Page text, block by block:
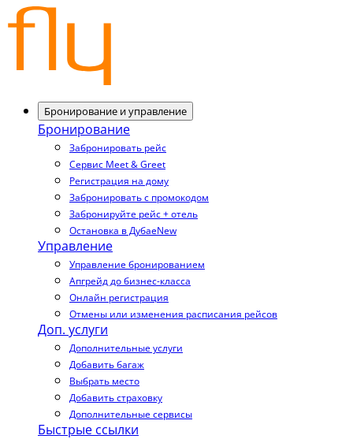
Бронирование и управление
Бронирование
Забронировать рейс
Сервис Meet & Greet
Регистрация на дому
Забронировать с промокодом
Забронируйте рейс + отель
Остановка в ДубаеNew
Управление
Управление бронированием
Апгрейд до бизнес-класса
Онлайн регистрация
Отмены или изменения расписания рейсов
Доп. услуги
Дополнительные услуги
Добавить багаж
Выбрать место
Добавить страховку
Дополнительные сервисы
Быстрые ссылки